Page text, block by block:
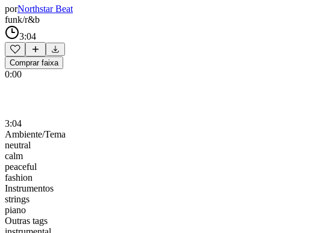
porNorthstar Beat
funk/r&b
3:04
Comprar faixa
0:00
3:04
Ambiente/Tema
neutral
calm
peaceful
fashion
Instrumentos
strings
piano
Outras tags